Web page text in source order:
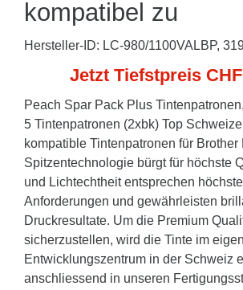
kompatibel zu
Hersteller-ID: LC-980/1100VALBP,
Jetzt Tiefstpreis
Peach Spar Pack Plus
5 Tintenpatronen (2xbk) Top
kompatible Tintenpatronen für Brother
Spitzentechnologie bürgt für höchste
und Lichtechtheit entsprechen
Anforderungen und gewährleisten
Druckresultate. Um die Premium
sicherzustellen, wird die Tinte im
Entwicklungszentrum in der Schweiz
anschliessend in unseren